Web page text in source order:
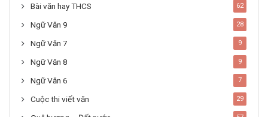
Bài văn hay THCS 62
Ngữ Văn 9 28
Ngữ Văn 7 9
Ngữ Văn 8 9
Ngữ Văn 6 7
Cuộc thi viết văn 29